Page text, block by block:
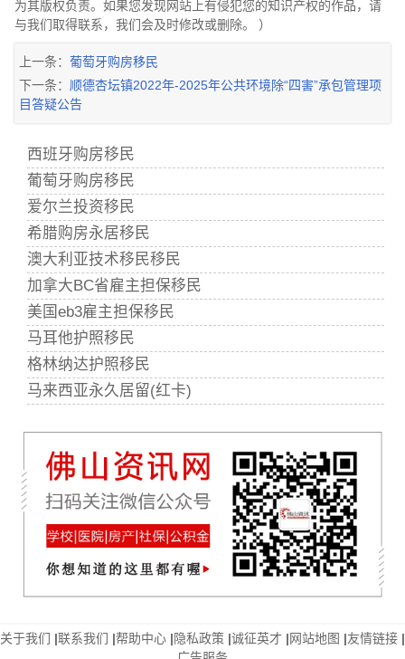
为其版权负责。如果您发现网站上有侵犯您的知识产权的作品，请
与我们取得联系，我们会及时修改或删除。 ）
上一条： 葡萄牙购房移民
下一条： 顺德杏坛镇2022年-2025年公共环境除“四害”承包管理项
目答疑公告
西班牙购房移民
葡萄牙购房移民
爱尔兰投资移民
希腊购房永居移民
澳大利亚技术移民移民
加拿大BC省雇主担保移民
美国eb3雇主担保移民
马耳他护照移民
格林纳达护照移民
马来西亚永久居留(红卡)
关于我们 |联系我们 |帮助中心 |隐私政策 |诚征英才 |网站地图 |友情链接 |